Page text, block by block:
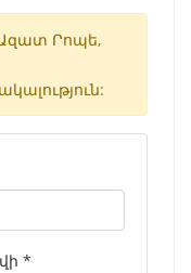
Ազատ Րոպե,
*